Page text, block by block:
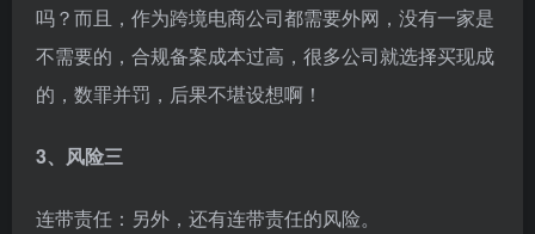
吗？而且，作为跨境电商公司都需要外网，没有一家是
不需要的，合规备案成本过高，很多公司就选择买现成
的，数罪并罚，后果不堪设想啊！
3、风险三
连带责任：另外，还有连带责任的风险。